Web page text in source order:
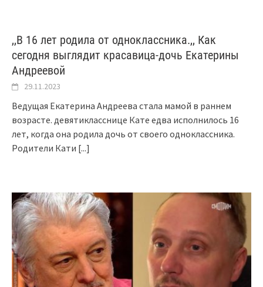
,,В 16 лет родила от одноклассника.,, Как
сегодня выглядит красавица-дочь Екатерины
Андреевой
29.11.2023
Ведущая Екатерина Андреева стала мамой в раннем
возрасте. девятикласснице Кате едва исполнилось 16
лет, когда она родила дочь от своего одноклассника.
Родители Кати [...]